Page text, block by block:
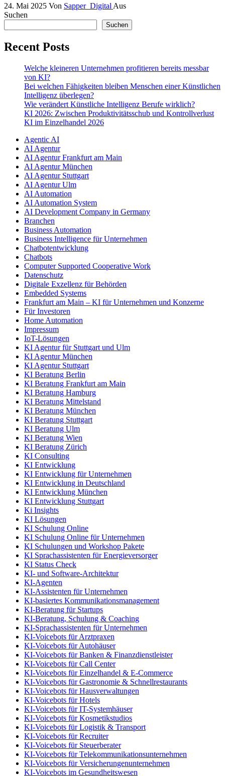
24. Mai 2025 Von Sapper_Digital Aus
Suchen
Suchen
Recent Posts
Welche kleineren Unternehmen profitieren bereits messbar
von KI?
Bei welchen Fähigkeiten bleiben Menschen einer Künstlichen
Intelligenz überlegen?
Wie verändert Künstliche Intelligenz Berufe wirklich?
KI 2026: Zwischen Produktivitätsschub und Kontrollverlust
KI im Einzelhandel 2026
Agentic AI
AI Agentur
AI Agentur Frankfurt am Main
AI Agentur München
AI Agentur Stuttgart
AI Agentur Ulm
AI Automation
AI Automation System
AI Development Company in Germany
Branchen
Business Automation
Business Intelligence für Unternehmen
Chatbotentwicklung
Chatbots
Computer Supported Cooperative Work
Datenschutz
Digitale Exzellenz für Behörden
Embedded Systems
Frankfurt am Main – KI für Unternehmen und Konzerne
Für Investoren
Home Automation
Impressum
IoT-Lösungen
KI Agentur für Stuttgart und Ulm
KI Agentur München
KI Agentur Stuttgart
KI Beratung Berlin
KI Beratung Frankfurt am Main
KI Beratung Hamburg
KI Beratung Mittelstand
KI Beratung München
KI Beratung Stuttgart
KI Beratung Ulm
KI Beratung Wien
KI Beratung Zürich
KI Consulting
KI Entwicklung
KI Entwicklung für Unternehmen
KI Entwicklung in Deutschland
KI Entwicklung München
KI Entwicklung Stuttgart
Ki Insights
KI Lösungen
KI Schulung Online
KI Schulung Online für Unternehmen
KI Schulungen und Workshop Pakete
KI Sprachassistenten für Energieversorger
KI Status Check
KI- und Software-Architektur
KI-Agenten
KI-Assistenten für Unternehmen
KI-basiertes Kommunikationsmanagement
KI-Beratung für Startups
KI-Beratung, Schulung & Coaching
KI-Sprachassistenten für Unternehmen
KI-Voicebots für Arztpraxen
KI-Voicebots für Autohäuser
KI-Voicebots für Banken & Finanzdienstleister
KI-Voicebots für Call Center
KI-Voicebots für Einzelhandel & E-Commerce
KI-Voicebots für Gastronomie & Schnellrestaurants
KI-Voicebots für Hausverwaltungen
KI-Voicebots für Hotels
KI-Voicebots für IT-Systemhäuser
KI-Voicebots für Kosmetikstudios
KI-Voicebots für Logistik & Transport
KI-Voicebots für Recruiter
KI-Voicebots für Steuerberater
KI-Voicebots für Telekommunikationsunternehmen
KI-Voicebots für Versicherungenunternehmen
KI-Voicebots im Gesundheitswesen